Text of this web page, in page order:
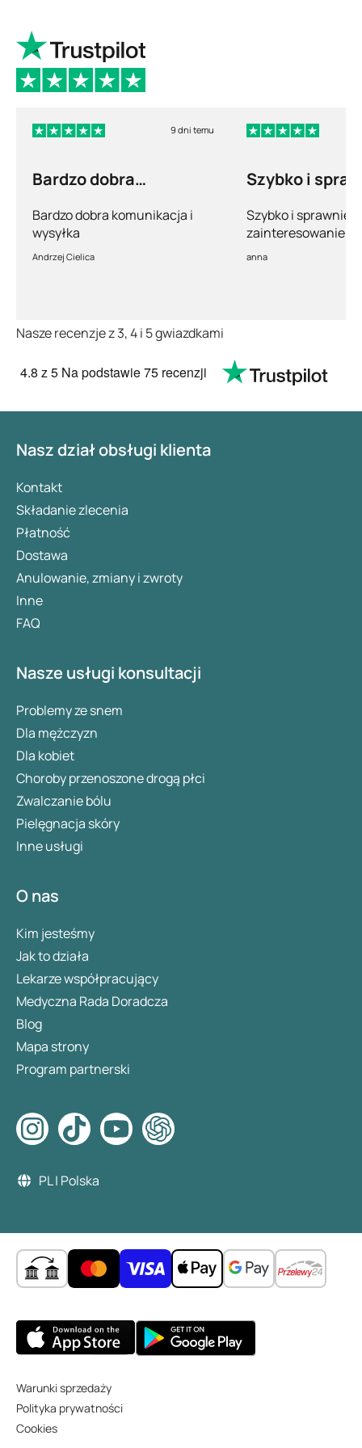
9 dni temu
Bardzo dobra
Bardzo dobra komunikacja i
wysyłka
Andrzej Cielica
Szybko i
Szybko i sprawnie.
zainteresowanie
anna
Nasze recenzje z 3, 4 i 5 gwiazdkami
4.8 z 5 Na podstawie75 recenzji
Nasz dział obsługi klienta
Kontakt
Składanie zlecenia
Płatność
Dostawa
Anulowanie, zmiany i zwroty
Inne
FAQ
Nasze usługi konsultacji
Problemy ze snem
Dla mężczyzn
Dla kobiet
Choroby przenoszone drogą płci
Zwalczanie bólu
Pielęgnacja skóry
Inne usługi
O nas
Kim jesteśmy
Jak to działa
Lekarze współpracujący
Medyczna Rada Doradcza
Blog
Mapa strony
Program partnerski
PL | Polska
Warunki sprzedaży
Polityka prywatności
Cookies